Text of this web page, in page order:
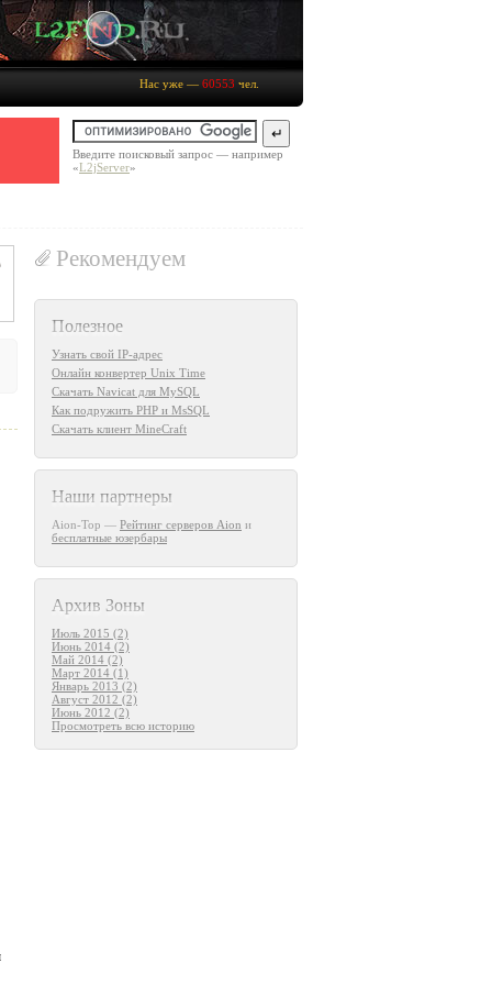
Нас уже — 60553 чел.
Введите поисковый запрос — например
«L2jServer»
Рекомендуем
Полезное
Узнать свой IP-адрес
Онлайн конвертер Unix Time
Скачать Navicat для MySQL
Как подружить PHP и MsSQL
Скачать клиент MineCraft
Наши партнеры
Aion-Top — Рейтинг серверов Aion и
бесплатные юзербары
Архив Зоны
Июль 2015 (2)
Июнь 2014 (2)
Май 2014 (2)
Март 2014 (1)
Январь 2013 (2)
Август 2012 (2)
Июнь 2012 (2)
Просмотреть всю историю